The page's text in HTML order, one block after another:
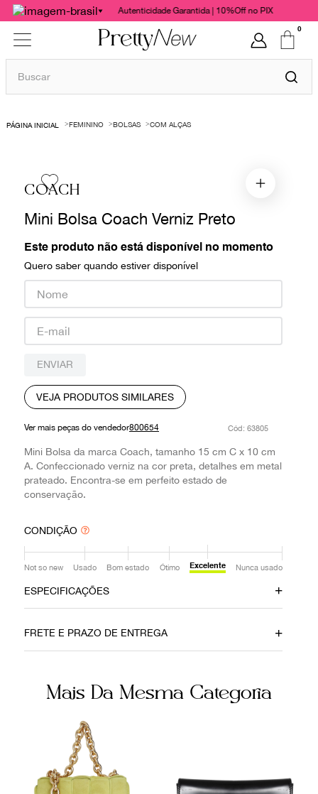
Autenticidade Garantida | 10%Off no PIX
0
Buscar
FEMININO BOLSAS COM ALÇAS
COACH
Mini Bolsa Coach Verniz Preto
Este produto não está disponível no momento
Quero saber quando estiver disponível
ENVIAR
VEJA PRODUTOS SIMILARES
Ver mais peças do vendedor800654 : 63805
Mini Bolsa da marca Coach, tamanho 15 cm C x 10 cm
A. Confeccionado verniz na cor preta, detalhes em metal
prateado. Encontra-se em perfeito estado de
conservação.
CONDIÇÃO
Not so new Usado Bom estado Ótimo Excelente Nunca usado
ESPECIFICAÇÕES
13062022 Verniz
Preto Caixa
Fornecedor
FPNYBQP
FRETE E PRAZO DE ENTREGA
Não sei meu CEP
Mais Da Mesma Categoria
1º
bolsas
chanel
valentino
paula raia
burberry
louis vuitton